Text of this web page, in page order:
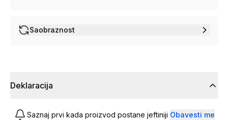
Saobraznost
Deklaracija
Saznaj prvi kada proizvod postane jeftiniji Obavesti me